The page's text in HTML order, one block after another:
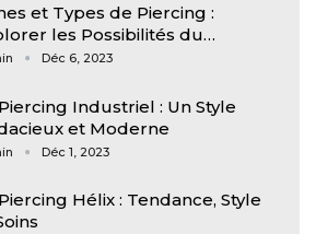
et Types de Piercing :
les Possibilités du…
Déc 6, 2023
Industriel : Un Style
et Moderne
Déc 1, 2023
Hélix : Tendance, Style